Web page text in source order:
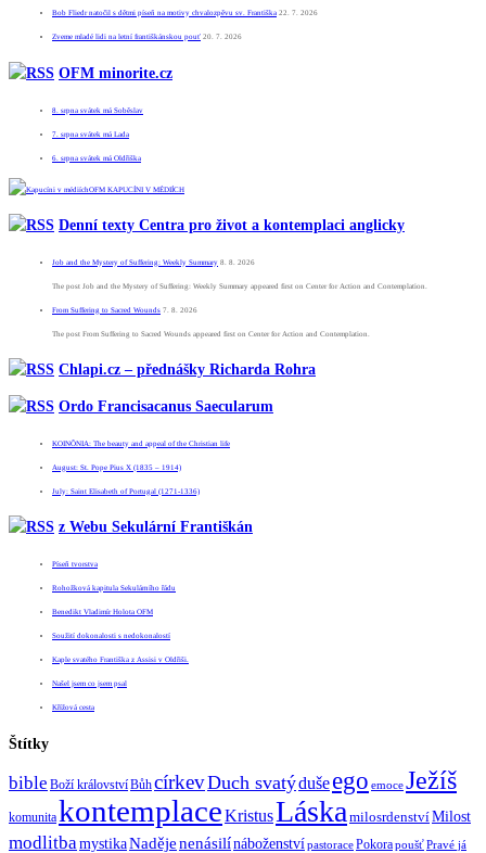
Bob Fliedr natočil s dětmi píseň na motivy chvalozpěvu sv. Františka 22. 7. 2026
Zveme mladé lidi na letní františkánskou pouť 20. 7. 2026
OFM minorite.cz
8. srpna svátek má Soběslav
7. srpna svátek má Lada
6. srpna svátek má Oldřiška
OFM KAPUCÍNI V MÉDIÍCH
Denní texty Centra pro život a kontemplaci anglicky
Job and the Mystery of Suffering: Weekly Summary 8. 8. 2026
The post Job and the Mystery of Suffering: Weekly Summary appeared first on Center for Action and Contemplation.
From Suffering to Sacred Wounds 7. 8. 2026
The post From Suffering to Sacred Wounds appeared first on Center for Action and Contemplation.
Chlapi.cz – přednášky Richarda Rohra
Ordo Francisacanus Saecularum
KOINÕNIA: The beauty and appeal of the Christian life
August: St. Pope Pius X (1835 – 1914)
July: Saint Elisabeth of Portugal (1271-1336)
z Webu Sekulární Františkán
Píseň tvorstva
Rohožková kapitula Sekulárního řádu
Benedikt Vladimír Holota OFM
Soužití dokonalosti s nedokonalostí
Kaple svatého Františka z Assisi v Oldřiši.
Našel jsem co jsem psal
Křížová cesta
Štítky
bible Boží královstvíBůhcírkevDuch svatýdušeego emoceJežíš
komunitakontemplaceKristusLáska milosrdenstvíMilost
modlitbamystikaNadějenenásilínáboženstvípastoracePokorapoušťPravé já